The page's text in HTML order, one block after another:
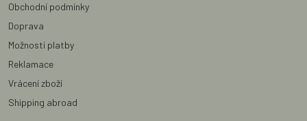
Obchodní podmínky
Doprava
Možnosti platby
Reklamace
Vrácení zboží
Shipping abroad